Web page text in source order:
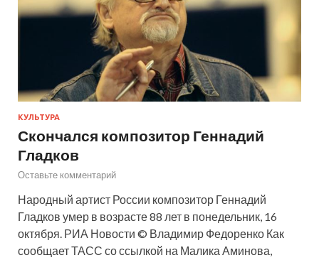
КУЛЬТУРА
Скончался композитор Геннадий
Гладков
Оставьте комментарий
Народный артист России композитор Геннадий
Гладков умер в возрасте 88 лет в понедельник, 16
октября. РИА Новости © Владимир Федоренко Как
сообщает ТАСС со ссылкой на Малика Аминова,